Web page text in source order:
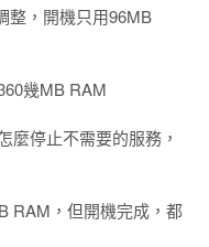
整，開機只用96MB
幾MB RAM
麼停止不需要的服務，
RAM，但開機完成，都